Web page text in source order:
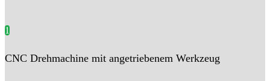
1
CNC Drehmachine mit angetriebenem Werkzeug